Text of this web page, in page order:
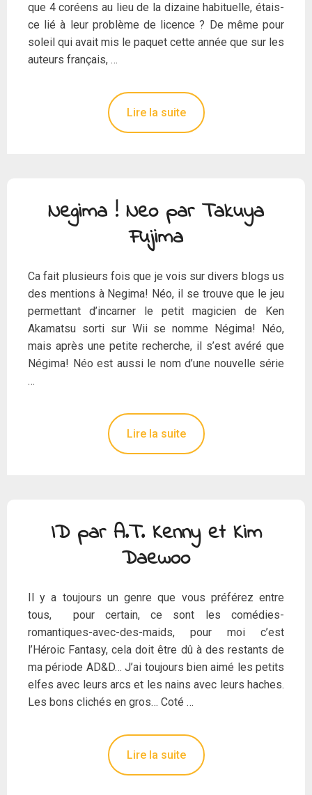
que 4 coréens au lieu de la dizaine habituelle, étais-
ce lié à leur problème de licence ? De même pour
soleil qui avait mis le paquet cette année que sur les
auteurs français, …
Lire la suite
Negima ! Neo par Takuya
Fujima
Ca fait plusieurs fois que je vois sur divers blogs us
des mentions à Negima! Néo, il se trouve que le jeu
permettant d’incarner le petit magicien de Ken
Akamatsu sorti sur Wii se nomme Négima! Néo,
mais après une petite recherche, il s’est avéré que
Négima! Néo est aussi le nom d’une nouvelle série
…
Lire la suite
ID par A.T. Kenny et Kim
Daewoo
Il y a toujours un genre que vous préférez entre
tous, pour certain, ce sont les comédies-
romantiques-avec-des-maids, pour moi c’est
l’Héroic Fantasy, cela doit être dû à des restants de
ma période AD&D… J’ai toujours bien aimé les petits
elfes avec leurs arcs et les nains avec leurs haches.
Les bons clichés en gros… Coté …
Lire la suite